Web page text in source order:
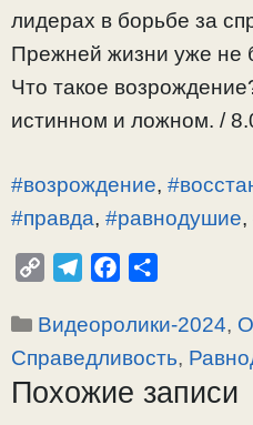
лидерах в борьбе за
Прежней жизни уже не
Что такое
истинном и ложном. /
#возрождение,
#правда, #равнодушие,
p
y
L
l
e
g
c
e
b
п
р
а
Рубрики
Видеоролики-2024,
Справедливость,
Похожие записи